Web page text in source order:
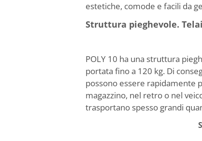
estetiche, comode e facili da
Struttura pieghevole.
POLY 10 ha una struttura
portata fino a 120 kg. Di
possono essere rapidamente
magazzino, nel retro o nel
trasportano spesso grandi